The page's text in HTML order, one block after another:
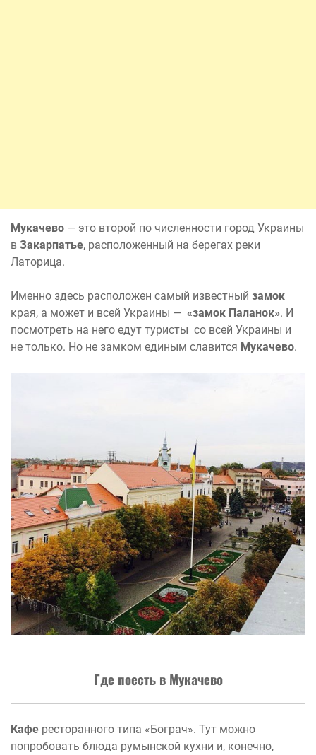
Мукачево — это второй по численности город Украины
в Закарпатье, расположенный на берегах реки
Латорица.
Именно здесь расположен самый известный замок
края, а может и всей Украины — «замок Паланок». И
посмотреть на него едут туристы со всей Украины и
не только. Но не замком единым славится Мукачево.
Где поесть в Мукачево
Кафе ресторанного типа «Бограч». Тут можно
попробовать блюда румынской кухни и, конечно,